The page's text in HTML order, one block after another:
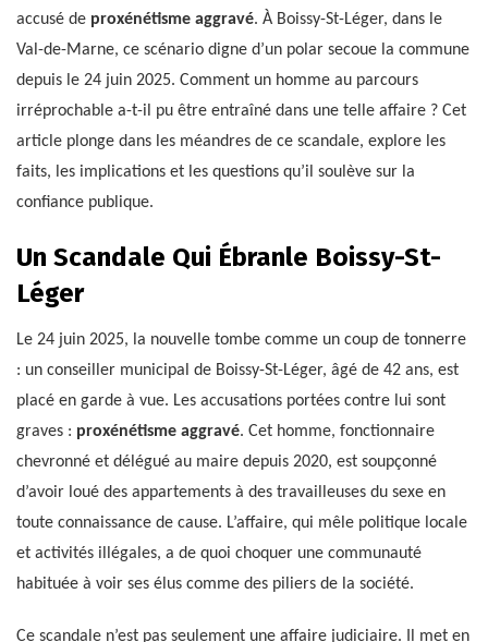
accusé de proxénétisme aggravé. À Boissy-St-Léger, dans le
Val-de-Marne, ce scénario digne d’un polar secoue la commune
depuis le 24 juin 2025. Comment un homme au parcours
irréprochable a-t-il pu être entraîné dans une telle affaire ? Cet
article plonge dans les méandres de ce scandale, explore les
faits, les implications et les questions qu’il soulève sur la
confiance publique.
Un Scandale Qui Ébranle Boissy-St-
Léger
Le 24 juin 2025, la nouvelle tombe comme un coup de tonnerre
: un conseiller municipal de Boissy-St-Léger, âgé de 42 ans, est
placé en garde à vue. Les accusations portées contre lui sont
graves : proxénétisme aggravé. Cet homme, fonctionnaire
chevronné et délégué au maire depuis 2020, est soupçonné
d’avoir loué des appartements à des travailleuses du sexe en
toute connaissance de cause. L’affaire, qui mêle politique locale
et activités illégales, a de quoi choquer une communauté
habituée à voir ses élus comme des piliers de la société.
Ce scandale n’est pas seulement une affaire judiciaire. Il met en